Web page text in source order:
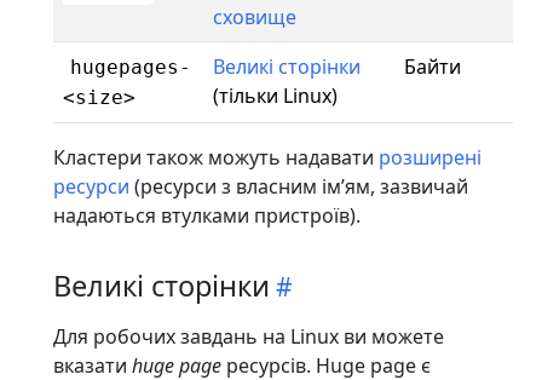
сховище
hugepages-
<size>
Великі сторінки
(тільки Linux)
Байти
Кластери також можуть надавати розширені
ресурси (ресурси з власним імʼям, зазвичай
надаються втулками пристроїв).
Великі сторінки
Для робочих завдань на Linux ви можете
вказати huge page ресурсів. Huge page є